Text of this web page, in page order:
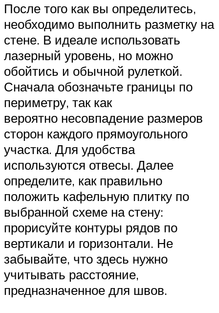
После того как вы определитесь,
необходимо выполнить разметку на
стене. В идеале использовать
лазерный уровень, но можно
обойтись и обычной рулеткой.
Сначала обозначьте границы по
периметру, так как
вероятно несовпадение размеров
сторон каждого прямоугольного
участка. Для удобства
используются отвесы. Далее
определите, как правильно
положить кафельную плитку по
выбранной схеме на стену:
прорисуйте контуры рядов по
вертикали и горизонтали. Не
забывайте, что здесь нужно
учитывать расстояние,
предназначенное для швов.